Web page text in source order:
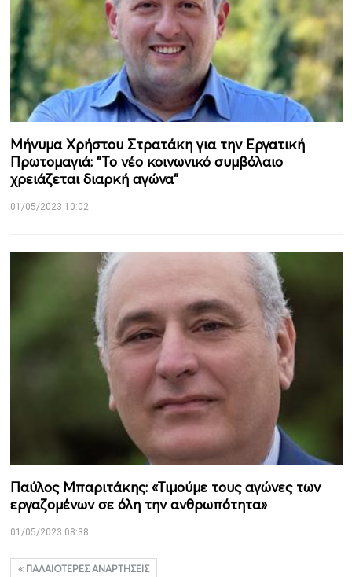
Μήνυμα Χρήστου Στρατάκη για την Εργατική
Πρωτομαγιά: "Το νέο κοινωνικό συμβόλαιο
χρειάζεται διαρκή αγώνα"
01/05/2023 10:02
Παύλος Μπαριτάκης: «Τιμούμε τους αγώνες των
εργαζομένων σε όλη την ανθρωπότητα»
01/05/2023 08:38
ΠΑΛΑΙΌΤΕΡΕΣ ΑΝΑΡΤΉΣΕΙΣ